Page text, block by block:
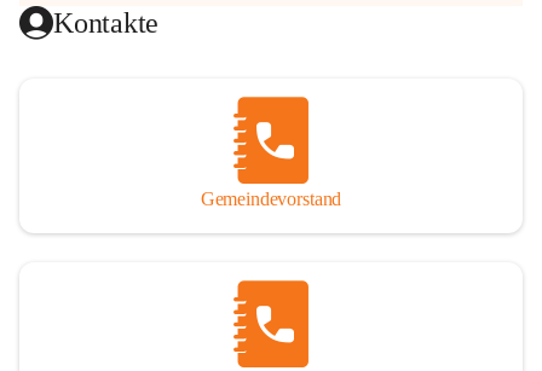
Kontakte
Gemeindevorstand